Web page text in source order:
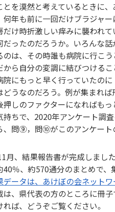
とを漠然と考えているときに
何年も前に一回だけブラジャ
だけ時折激しい痒みに襲われ
だったのだろうか。いろんな話
のは、その時誰も病院に行こ
から自分の変調に結びつける
院にもっと早く行っていたの
どうなのだろう。例が集まれ
押しのファクターになればもっ
持ちで、2020年アンケート調査
、問⑨，問⑩がこのアンケート
月、結果報告書が完成しました
40％、約570通分のまとめで、
データは、あけぼの会ネットワ
は、県代表の方のところに冊子
れば、どうぞご覧ください。